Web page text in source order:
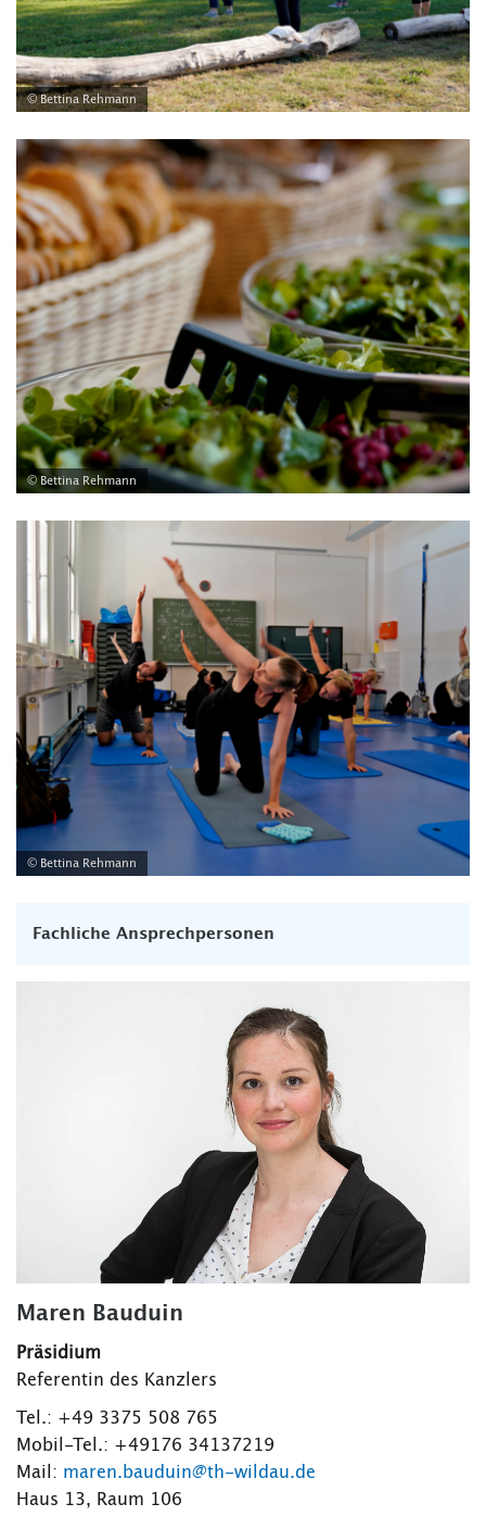
© Bettina Rehmann
© Bettina Rehmann
© Bettina Rehmann
Fachliche Ansprechpersonen
Maren Bauduin
Präsidium
Referentin des Kanzlers
Tel.: +49 3375 508 765
Mobil-Tel.: +49176 34137219
Mail: maren.bauduin@th-wildau.de
Haus 13, Raum 106